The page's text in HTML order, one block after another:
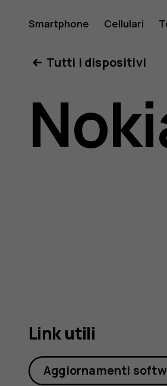
d’uso
del
Smartphone Cellulari
Tutti i dispositivi
Link utili
Aggiornamenti